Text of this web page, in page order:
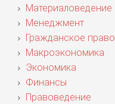
Материаловедение
Менеджмент
Гражданское право
Макроэкономика
Экономика
Финансы
Правоведение